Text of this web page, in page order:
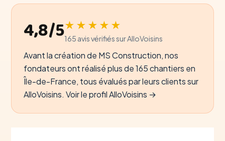
4,8/5★★★★★
165 avis vérifiés sur AlloVoisins
Avant la création de MS Construction, nos
fondateurs ont réalisé plus de 165 chantiers en
Île-de-France, tous évalués par leurs clients sur
AlloVoisins. Voir le profil AlloVoisins →